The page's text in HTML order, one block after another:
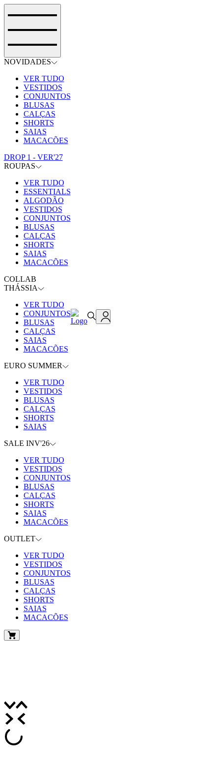
NOVIDADES
VER TUDO
VESTIDOS
CONJUNTOS
BLUSAS
CALÇAS
SHORTS
SAIAS
MACACÕES
DROP 1 - VER'27
ROUPAS
VER TUDO
ESSENTIALS
ALGODÃO
VESTIDOS
CONJUNTOS
BLUSAS
CALÇAS
SHORTS
SAIAS
MACACÕES
COLLAB
THÁSSIA
VER TUDO
CONJUNTOS
BLUSAS
CALÇAS
SAIAS
MACACÕES
EURO SUMMER
VER TUDO
VESTIDOS
BLUSAS
CALÇAS
SHORTS
SAIAS
SALE INV'26
VER TUDO
VESTIDOS
CONJUNTOS
BLUSAS
CALÇAS
SHORTS
SAIAS
MACACÕES
OUTLET
VER TUDO
VESTIDOS
CONJUNTOS
BLUSAS
CALÇAS
SHORTS
SAIAS
MACACÕES